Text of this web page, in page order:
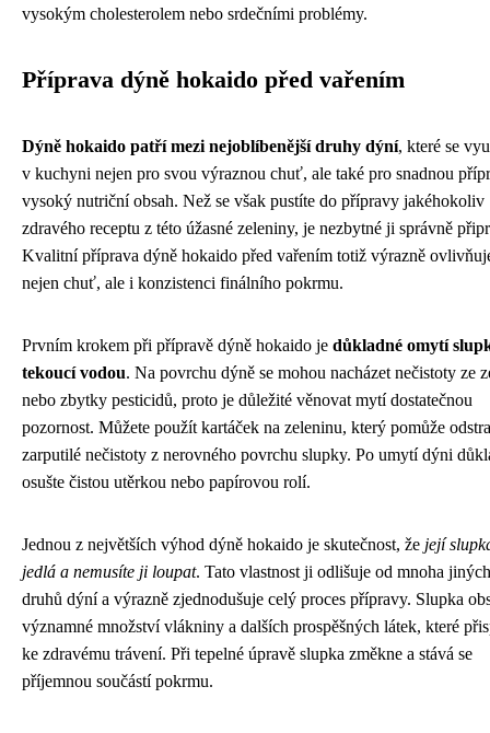
vysokým cholesterolem nebo srdečními problémy.
Příprava dýně hokaido před vařením
Dýně hokaido patří mezi nejoblíbenější druhy dýní, které se
v kuchyni nejen pro svou výraznou chuť, ale také pro snadnou
vysoký nutriční obsah. Než se však pustíte do přípravy jakéhokoliv
zdravého receptu z této úžasné zeleniny, je nezbytné ji správně
Kvalitní příprava dýně hokaido před vařením totiž výrazně
nejen chuť, ale i konzistenci finálního pokrmu.
Prvním krokem při přípravě dýně hokaido je důkladné omytí
tekoucí vodou. Na povrchu dýně se mohou nacházet nečistoty ze
nebo zbytky pesticidů, proto je důležité věnovat mytí dostatečnou
pozornost. Můžete použít kartáček na zeleninu, který pomůže
zarputilé nečistoty z nerovného povrchu slupky. Po umytí dýni
osušte čistou utěrkou nebo papírovou rolí.
Jednou z největších výhod dýně hokaido je skutečnost, že její
jedlá a nemusíte ji loupat. Tato vlastnost ji odlišuje od mnoha jiných
druhů dýní a výrazně zjednodušuje celý proces přípravy. Slupka
významné množství vlákniny a dalších prospěšných látek, které
ke zdravému trávení. Při tepelné úpravě slupka změkne a stává se
příjemnou součástí pokrmu.